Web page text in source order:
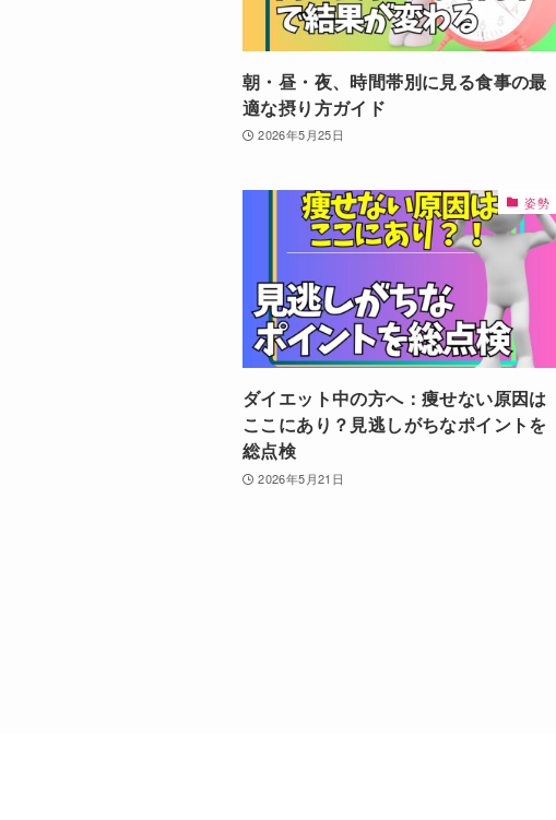
朝・昼・夜、時間帯別に見る食事の最
適な摂り方ガイド
2026年5月25日
姿勢
ダイエット中の方へ：痩せない原因は
ここにあり？見逃しがちなポイントを
総点検
2026年5月21日